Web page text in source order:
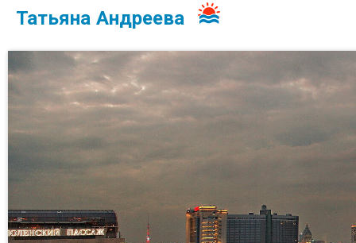
Татьяна Андреева